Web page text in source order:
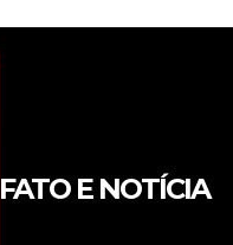
FATO E NOTÍCIA